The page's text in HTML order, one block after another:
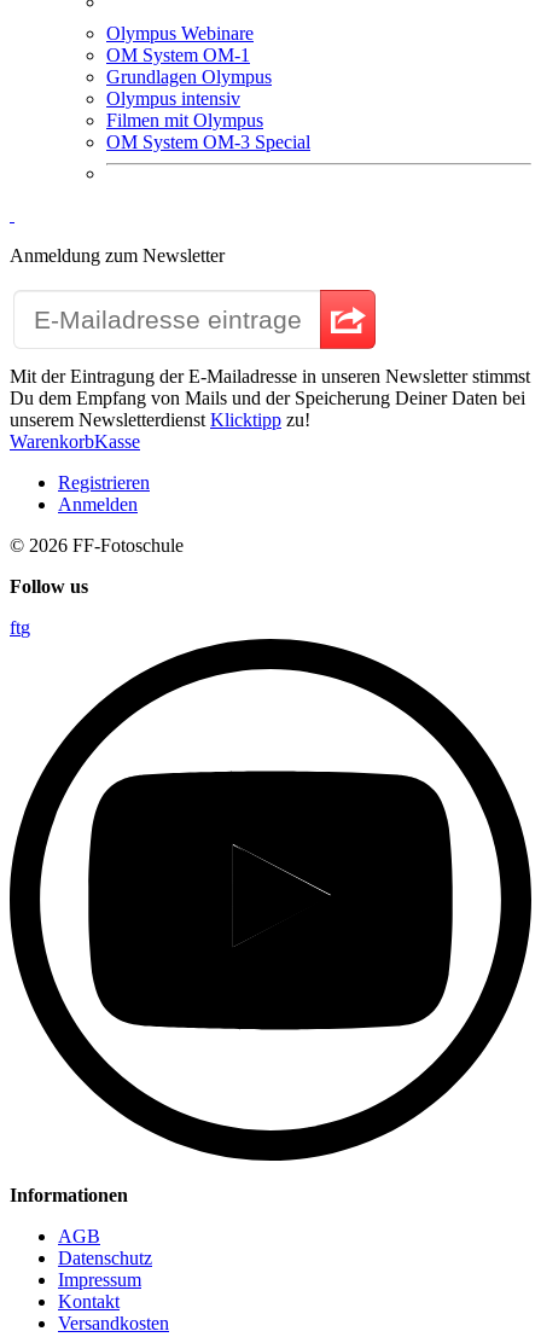
Olympus Webinare
OM System OM-1
Grundlagen Olympus
Olympus intensiv
Filmen mit Olympus
OM System OM-3 Special
Anmeldung zum Newsletter
Mit der Eintragung der E-Mailadresse in unseren Newsletter stimmst
Du dem Empfang von Mails und der Speicherung Deiner Daten bei
unserem NewsletterdienstKlicktipp zu!
WarenkorbKasse
Registrieren
Anmelden
© 2026 FF-Fotoschule
Follow us
ftg
Informationen
AGB
Datenschutz
Impressum
Kontakt
Versandkosten